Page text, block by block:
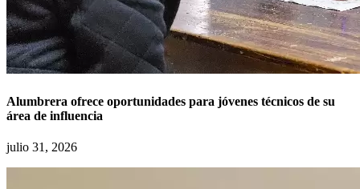
Alumbrera ofrece oportunidades para jóvenes técnicos de su
área de influencia
julio 31, 2026